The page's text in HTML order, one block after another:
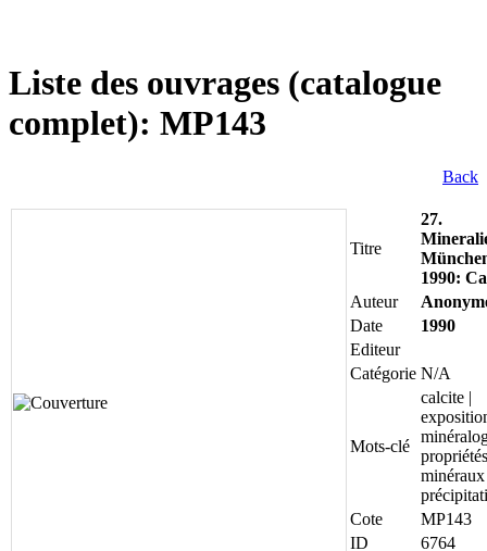
Liste des ouvrages (catalogue
complet): MP143
Back
Titre
27.
1990:
Auteur
Date
1990
Editeur
Catégorie N/A
Mots-clé
calcite |
minéraux
Cote
MP143
ID
6764